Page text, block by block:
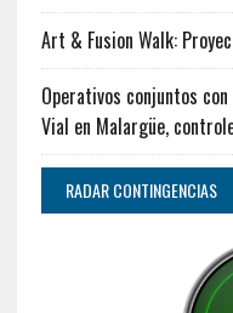
Art & Fusion Walk:
Operativos conjuntos
Vial en Malargüe,
RADAR CONTINGENCIAS